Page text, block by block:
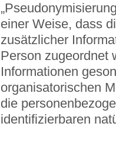
einer Weise, dass
zusätzlicher
Person zugeordnet
Informationen
organisatorischen
die
identifizierbaren